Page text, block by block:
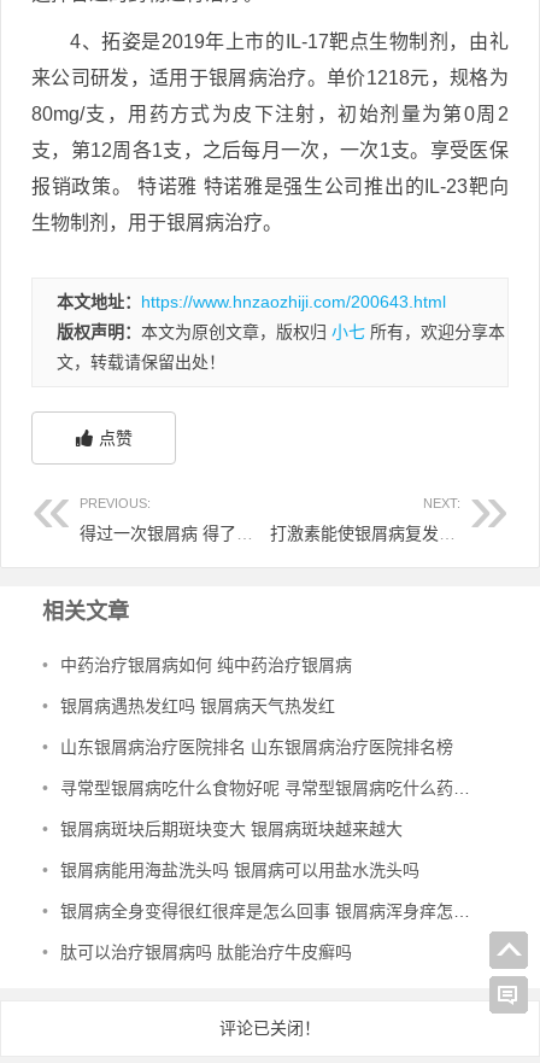
4、拓姿是2019年上市的IL-17靶点生物制剂，由礼
来公司研发，适用于银屑病治疗。单价1218元，规格为
80mg/支，用药方式为皮下注射，初始剂量为第0周2
支，第12周各1支，之后每月一次，一次1支。享受医保
报销政策。 特诺雅 特诺雅是强生公司推出的IL-23靶向
生物制剂，用于银屑病治疗。
本文地址： https://www.hnzaozhiji.com/200643.html
版权声明： 本文为原创文章，版权归 小七 所有，欢迎分享本
文，转载请保留出处！
点赞
PREVIOUS: NEXT:
相关文章
• 中药治疗银屑病如何 纯中药治疗银屑病
• 银屑病遇热发红吗 银屑病天气热发红
• 山东银屑病治疗医院排名 山东银屑病治疗医院排名榜
• 寻常型银屑病吃什么食物好呢 寻常型银屑病吃什么药效果好
• 银屑病斑块后期斑块变大 银屑病斑块越来越大
• 银屑病能用海盐洗头吗 银屑病可以用盐水洗头吗
• 银屑病全身变得很红很痒是怎么回事 银屑病浑身痒怎么办
• 肽可以治疗银屑病吗 肽能治疗牛皮癣吗
评论已关闭！